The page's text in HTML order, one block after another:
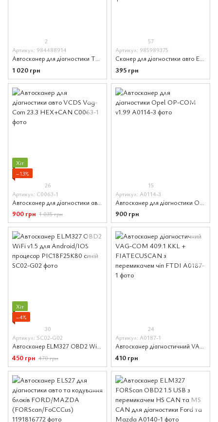
2
Артикул: 984488914
Автосканер для діагностики TOYOTA MINI VCI TIS J2534
1 020 грн
57
Артикул: 985989375
Сканер для діагностики авто ELM327 v1.5 2 плати OBD2 Bluetooth чіп PIC18F25K80 для Android/Windows
395 грн
Хіт
−13%
26
Артикул: C0063-1
Автосканер для діагностики авто VCDS Vag-Com 23.3 HEX+CAN
900 грн 1 035 грн
15
Артикул: A0114-3
Автосканер для діагностики Opel OP-COM v1.99
900 грн
Хіт
−4%
30
Артикул: SC02-G02
Автосканер ELM327 OBD2 WiFi v1.5 для Android/IOS процесор PIC18F25K80 синій
450 грн 470 грн
24
Артикул: A0187-1
Автосканер діагностичний VAG-COM 409.1 KKL + FIATECUSCAN з перемикачем чіп FTDI
410 грн